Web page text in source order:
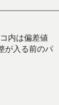
内は偏差値
が入る前のパ